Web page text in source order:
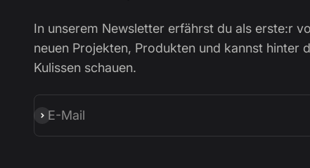
In unserem Newsletter erfährst du als erste:r
neuen Projekten, Produkten und kannst hinter
Kulissen schauen.
E-Mail
Abonnieren